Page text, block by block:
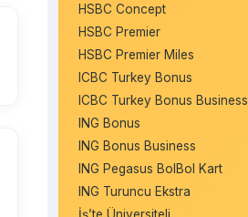
HSBC Concept
HSBC Premier
HSBC Premier Miles
ICBC Turkey Bonus
ICBC Turkey Bonus Business
ING Bonus
ING Bonus Business
ING Pegasus BolBol Kart
ING Turuncu Ekstra
İş’te Üniversiteli